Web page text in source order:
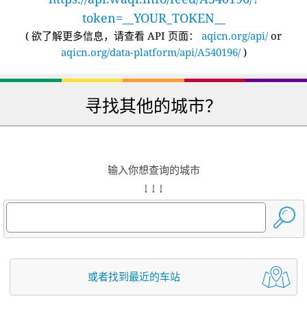
token=__YOUR_TOKEN__
( 欲了解更多信息，请查看 API 页面： aqicn.org/api/or
aqicn.org/data-platform/api/A540196/)
寻找其他的城市？
输入你想查询的城市
↓ ↓ ↓
或者找到最近的车站